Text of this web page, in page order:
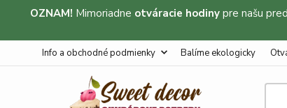
OZNAM! Mimoriadne otváracie hodiny pre našu
Info a obchodné podmienky Balíme ekologicky